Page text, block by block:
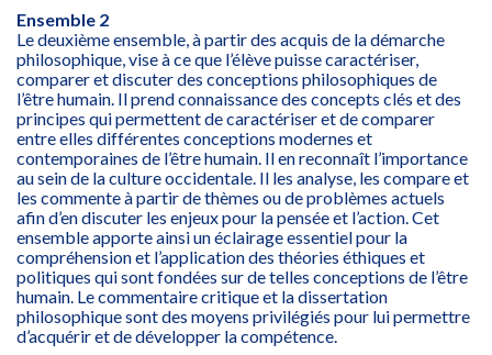
Ensemble 2
Le deuxième ensemble, à partir des acquis de la démarche
philosophique, vise à ce que l’élève puisse caractériser,
comparer et discuter des conceptions philosophiques de
l’être humain. Il prend connaissance des concepts clés et des
principes qui permettent de caractériser et de comparer
entre elles différentes conceptions modernes et
contemporaines de l’être humain. Il en reconnaît l’importance
au sein de la culture occidentale. Il les analyse, les compare et
les commente à partir de thèmes ou de problèmes actuels
afin d’en discuter les enjeux pour la pensée et l’action. Cet
ensemble apporte ainsi un éclairage essentiel pour la
compréhension et l’application des théories éthiques et
politiques qui sont fondées sur de telles conceptions de l’être
humain. Le commentaire critique et la dissertation
philosophique sont des moyens privilégiés pour lui permettre
d’acquérir et de développer la compétence.